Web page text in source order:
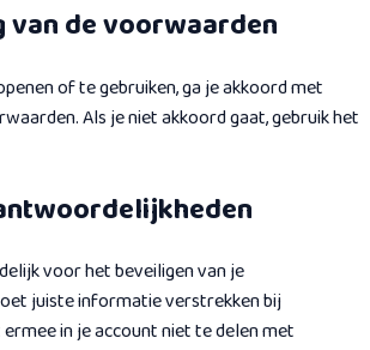
van de voorwaarden
of te gebruiken, ga je akkoord met
Als je niet akkoord gaat, gebruik het
voor het beveiligen van je
juiste informatie verstrekken bij
in je account niet te delen met